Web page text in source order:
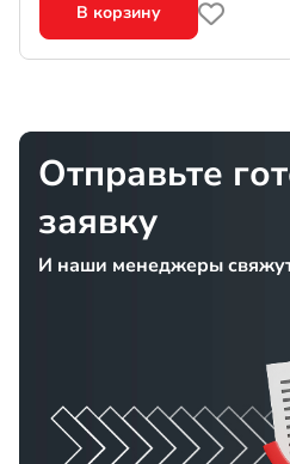
В корзину
Отправьте
заявку
И наши менеджеры